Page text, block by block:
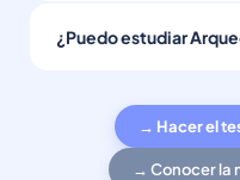
¿Puedo estudiar
→ Hacer el
→ Conocer la